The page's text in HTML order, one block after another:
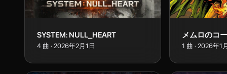
SYSTEM: NULL_HEART
4 曲 · 2026年2月1日
メムロのコ
1 曲 · 2026年1